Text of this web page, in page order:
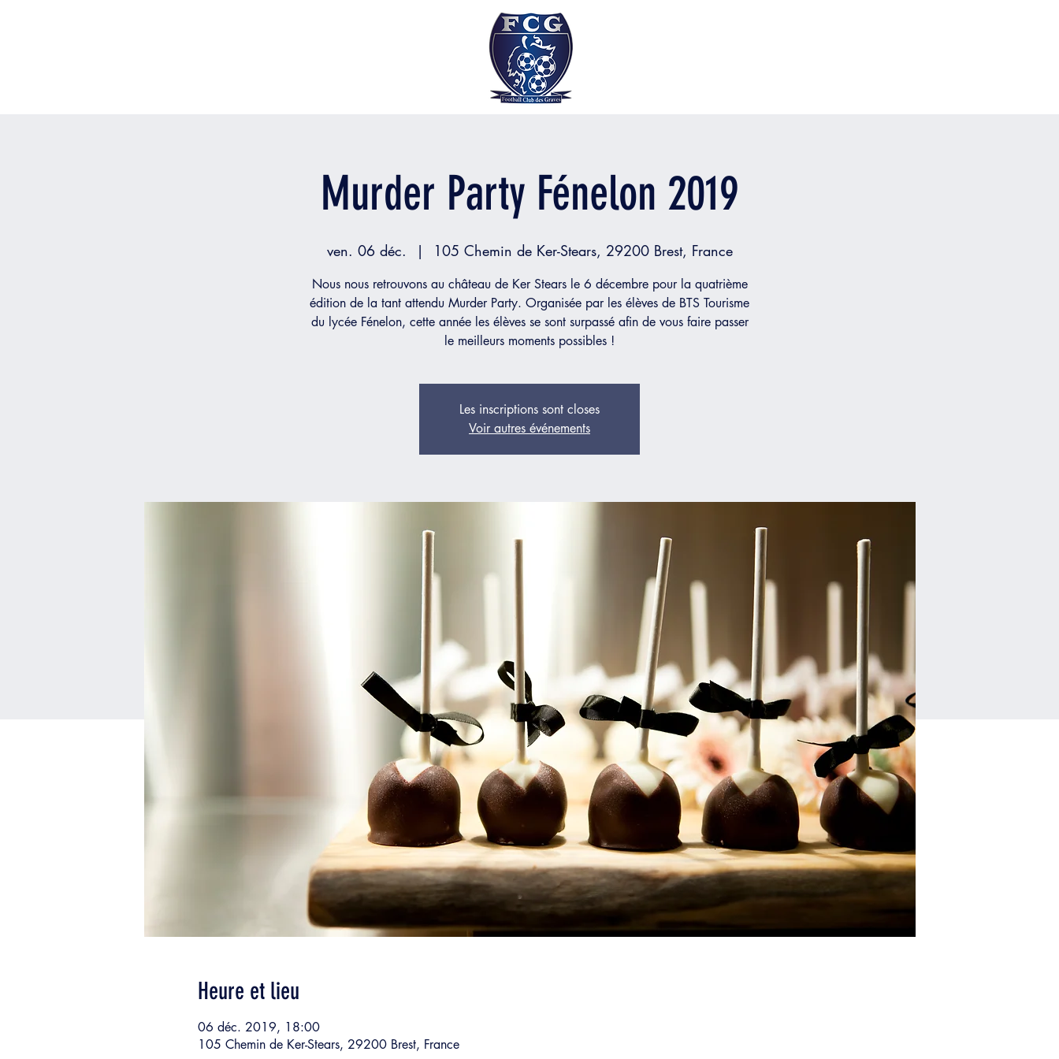
Murder Party Fénelon 2019
ven. 06 déc.
  |
105 Chemin de Ker-Stears, 29200 Brest, France
Nous nous retrouvons au château de Ker Stears le 6 décembre pour la quatrième
édition de la tant attendu Murder Party. Organisée par les élèves de BTS Tourisme
du lycée Fénelon, cette année les élèves se sont surpassé afin de vous faire passer
le meilleurs moments possibles !
Les inscriptions sont closes
Voir autres événements
Heure et lieu
06 déc. 2019, 18:00
105 Chemin de Ker-Stears, 29200 Brest, France